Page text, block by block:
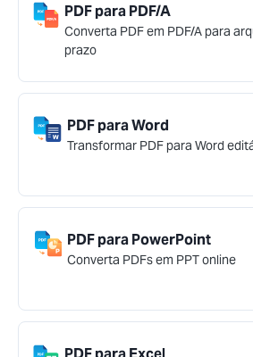
PDF para PDF/A
Converta PDF em PDF/A para
prazo
PDF para Word
Transformar PDF para Word
PDF para PowerPoint
Converta PDFs em PPT online